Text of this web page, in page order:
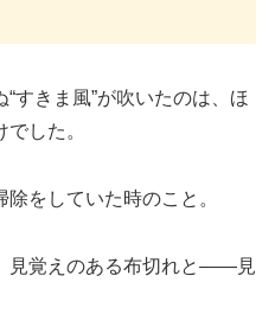
すきま風”が吹いたのは、ほ
した。
をしていた時のこと。
見覚えのある布切れと——見